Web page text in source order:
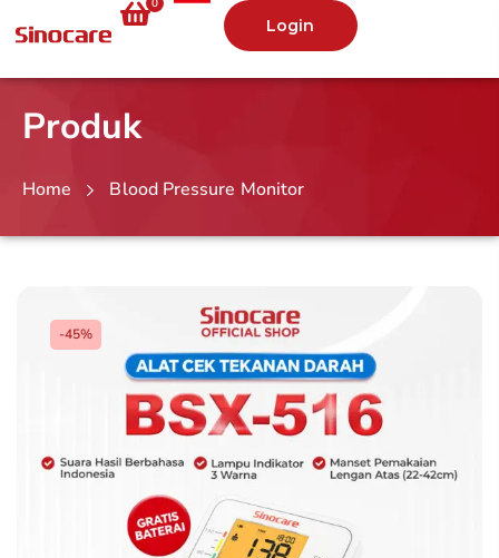
0
Login
Produk
Home Blood Pressure Monitor
-45%